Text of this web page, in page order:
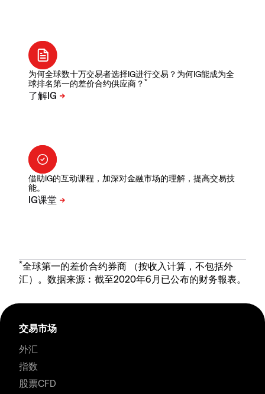
为何全球数十万交易者选择IG进行交易？为何IG能成为全
球排名第一的差价合约供应商？ *
借助IG的互动课程，加深对金融市场的理解，提高交易技
能。
*全球第一的差价合约券商 （按收入计算，不包括外
汇）。数据来源︰截至2020年6月已公布的财务報表。
交易市场
外汇
指数
股票CFD